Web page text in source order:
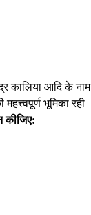
कालिया आदि के
भूमिका रही
कीजिए: